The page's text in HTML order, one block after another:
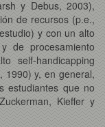
y Debus, 2003),
de recursos (p.e.,
y con un alto
de procesamiento
self-handicapping
1990) y, en general,
estudiantes que no
Kieffer y